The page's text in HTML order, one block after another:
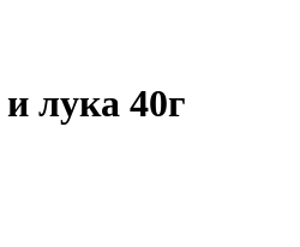
лука 40г